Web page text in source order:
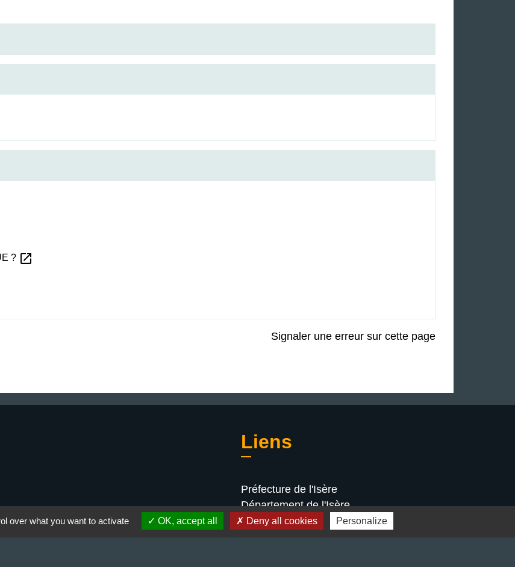
? open_in_new
Signaler une erreur sur cette page
Liens
Préfecture de l'Isère
Département de l'Isère
Bièvre Isère communauté
over what you want to activate OK, accept all Deny all cookies Personalize